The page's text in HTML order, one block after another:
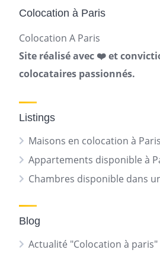
Colocation à Paris
Colocation A Paris
Site réalisé avec ❤️ et
colocataires passionnés.
Listings
Maisons en colocation à Paris
Appartements disponible à
Chambres disponible dans
Blog
Actualité "Colocation à paris"